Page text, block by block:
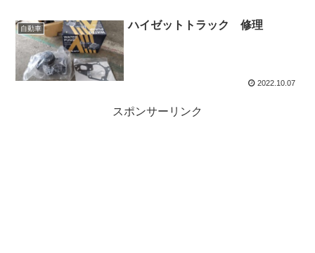
自動車 ハイゼットトラック 修理
2022.10.07
スポンサーリンク